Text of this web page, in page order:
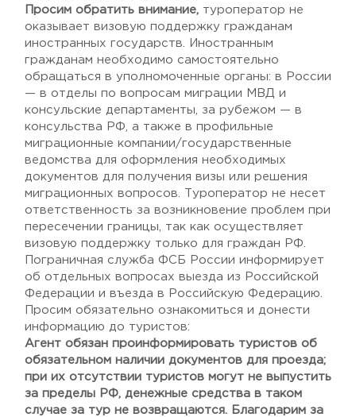
Просим обратить внимание, туроператор не
оказывает визовую поддержку гражданам
иностранных государств. Иностранным
гражданам необходимо самостоятельно
обращаться в уполномоченные органы: в России
— в отделы по вопросам миграции МВД и
консульские департаменты, за рубежом — в
консульства РФ, а также в профильные
миграционные компании/государственные
ведомства для оформления необходимых
документов для получения визы или решения
миграционных вопросов. Туроператор не несет
ответственность за возникновение проблем при
пересечении границы, так как осуществляет
визовую поддержку только для граждан РФ.
Пограничная служба ФСБ России информирует
об отдельных вопросах выезда из Российской
Федерации и въезда в Российскую Федерацию.
Просим обязательно ознакомиться и донести
информацию до туристов:
Агент обязан проинформировать туристов об
обязательном наличии документов для проезда;
при их отсутствии туристов могут не выпустить
за пределы РФ, денежные средства в таком
случае за тур не возвращаются. Благодарим за